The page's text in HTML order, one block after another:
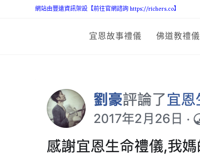
網站由豐遠資訊架設【前往官網諮詢 https://richers.co】
宜恩故事禮儀 佛道教禮儀